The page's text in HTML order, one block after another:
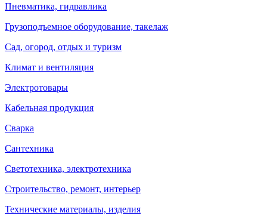
Пневматика, гидравлика
Грузоподъемное оборудование, такелаж
Сад, огород, отдых и туризм
Климат и вентиляция
Электротовары
Кабельная продукция
Сварка
Сантехника
Светотехника, электротехника
Строительство, ремонт, интерьер
Технические материалы, изделия